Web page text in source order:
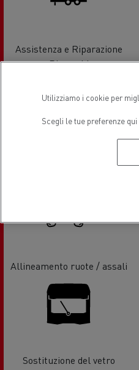
Assistenza e Riparazione
Rimorchi
Allineamento ruote / assali
Sostituzione del vetro
Utilizziamo i cookie per
Scegli le tue preferenze qui